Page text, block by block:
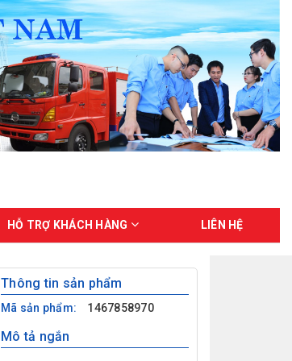
HỖ TRỢ KHÁCH HÀNG LIÊN HỆ
Thông tin sản phẩm
Mã sản phẩm: 1467858970
Mô tả ngắn